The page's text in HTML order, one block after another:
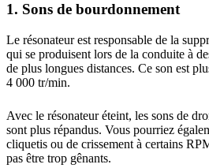
1. Sons de bourdonnement
Le résonateur est responsable de la
qui se produisent lors de la conduite à
de plus longues distances. Ce son est
4 000 tr/min.
Avec le résonateur éteint, les sons de
sont plus répandus. Vous pourriez
cliquetis ou de crissement à certains
pas être trop gênants.